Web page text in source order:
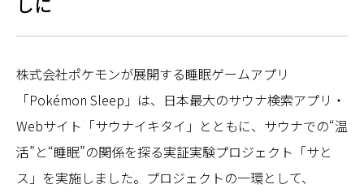
株式会社ポケモンが展開する睡眠ゲームアプリ
「Pokémon Sleep」は、日本最大のサウナ検索アプリ・
Webサイト「サウナイキタイ」とともに、サウナでの“温
活”と“睡眠”の関係を探る実証実験プロジェクト「サと
ス」を実施しました。プロジェクトの一環として、